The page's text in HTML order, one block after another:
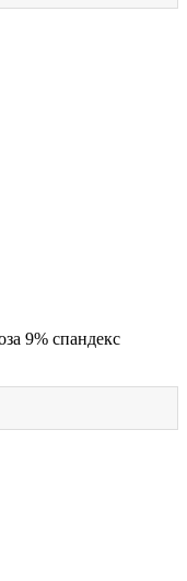
9% спандекс